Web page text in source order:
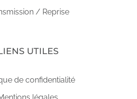
/ Reprise
UTILES
de confidentialité